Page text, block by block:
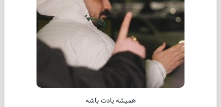
همیشه یادت باشه